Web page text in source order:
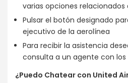
varias opciones relacionados
Pulsar el botón designado
ejecutivo de la aerolínea
Para recibir la asistencia
consulta a un agente con
¿Puedo Chatear con United